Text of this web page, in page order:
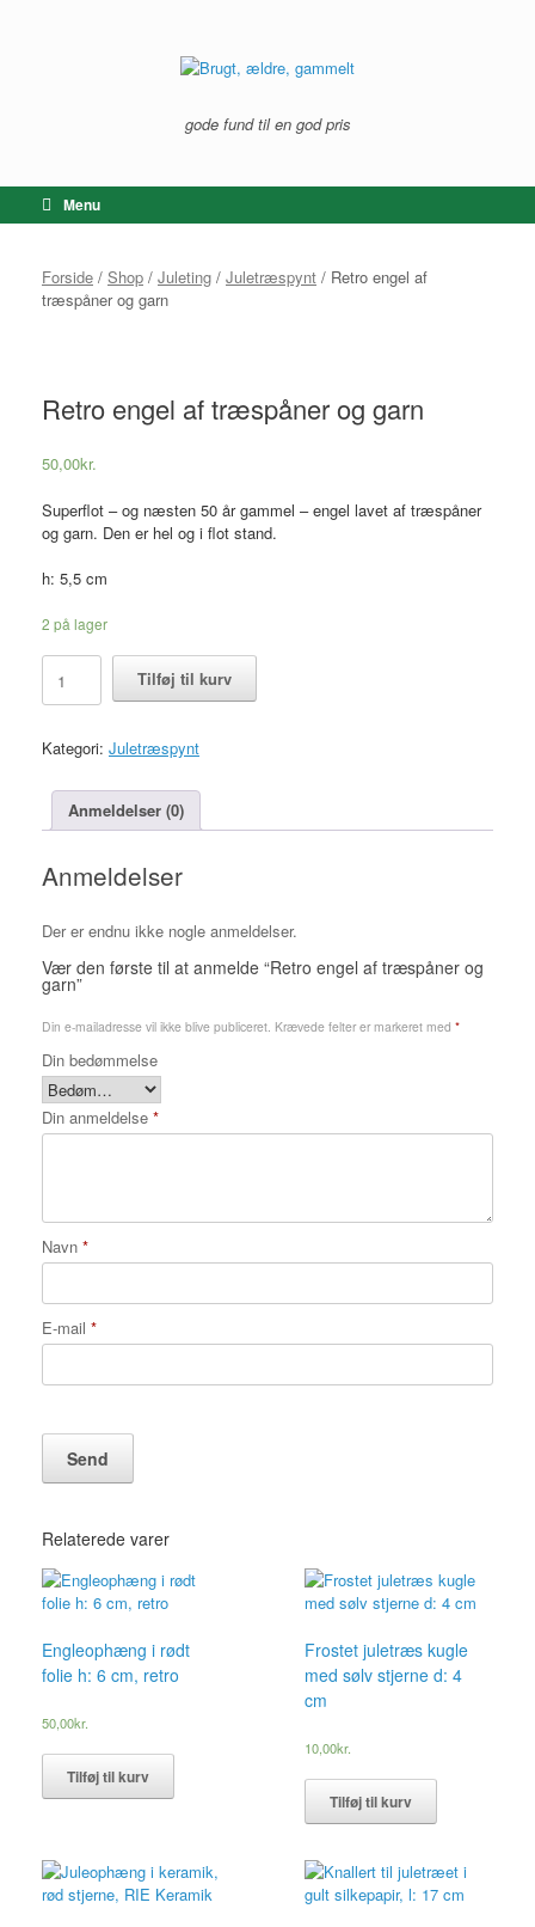
gode fund til en god pris
Menu
Forside / Shop / Juleting / Juletræspynt / Retro engel af
træspåner og garn
Retro engel af træspåner og garn
50,00kr.
Superflot – og næsten 50 år gammel – engel lavet af træspåner
og garn. Den er hel og i flot stand.
h: 5,5 cm
2 på lager
Retro
engel
af
og
antal
Tilføj til kurv
Kategori: Juletræspynt
Anmeldelser (0)
Anmeldelser
Der er endnu ikke nogle anmeldelser.
Vær den første til at anmelde “Retro engel af træspåner og
garn”
Din e-mailadresse vil ikke blive publiceret. Krævede felter er markeret med *
Din bedømmelse
Din anmeldelse *
Navn *
E-mail *
Relaterede varer
Engleophæng i rødt
folie h: 6 cm, retro
50,00kr.
Tilføj til kurv
Frostet juletræs kugle
med sølv stjerne d: 4
cm
10,00kr.
Tilføj til kurv